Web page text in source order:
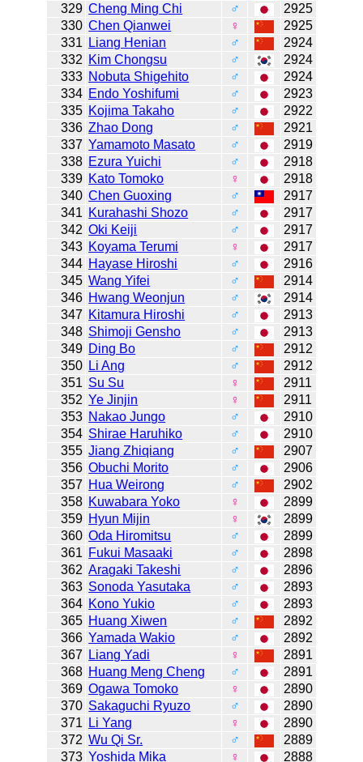
329 Cheng Ming Chi ♂
2925
330 Chen Qianwei ♀
2925
331
Liang Henian ♂
2924
332 Kim Chongsu ♂
2924
333 Nobuta Shigehito ♂
2924
334 Endo Yoshifumi ♂
2923
335 Kojima Takaho ♂
2922
336 Zhao Dong ♂
2921
337 Yamamoto Masato ♂
2919
338 Ezura Yuichi ♂
2918
339 Kato Tomoko ♀
2918
340 Chen Guoxing ♂
2917
341 Kurahashi Shozo ♂
2917
342 Oki Keiji ♂
2917
343 Koyama Terumi ♀
2917
344 Hayase Hiroshi ♂
2916
345 Wang Yifei ♂
2914
346 Hwang Weonjun ♂
2914
347 Kitamura Hiroshi ♂
2913
348 Shimoji Gensho ♂
2913
349 Ding Bo ♂
2912
350 Li Ang ♂
2912
351 Su Su ♀
2911
352 Ye Jinjin ♀
2911
353 Nakao Jungo ♂
2910
354 Shirae Haruhiko ♂
2910
355 Jiang Zhiqiang ♂
2907
356 Obuchi Morito ♂
2906
357 Hua Weirong ♂
2902
358 Kuwabara Yoko ♀
2899
359 Hyun Mijin ♀
2899
360 Oda Hiromitsu ♂
2899
361 Fukui Masaaki ♂
2898
362 Aragaki Takeshi ♂
2896
363 Sonoda Yasutaka ♂
2893
364 Kono Yukio ♂
2893
365 Huang Xiwen ♂
2892
366 Yamada Wakio ♂
2892
367
Liang Yadi ♀
2891
368 Huang Meng Cheng ♂
2891
369 Ogawa Tomoko ♀
2890
370 Sakaguchi Ryuzo ♂
2890
371
Li Yang ♀
2890
372 Wu Qi Sr. ♂
2889
373 Yoshida Mika ♀ 2888